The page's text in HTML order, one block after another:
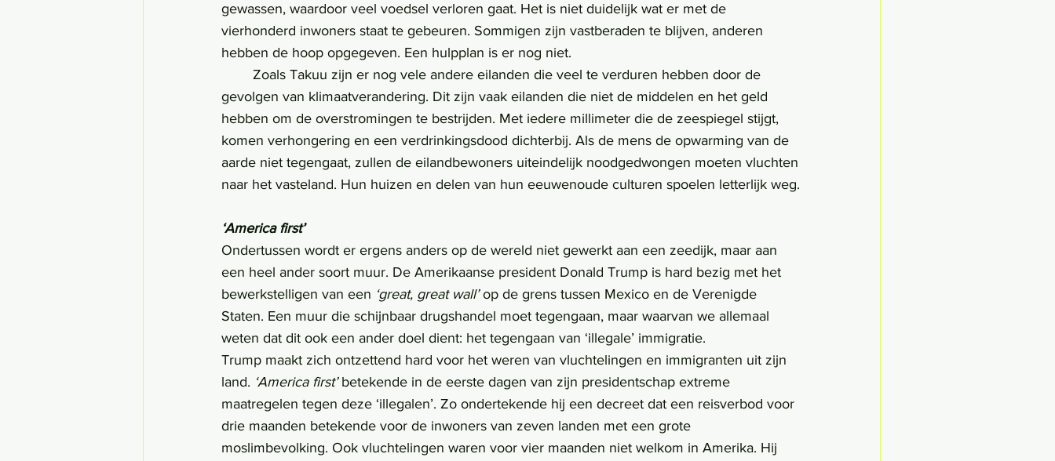
gewassen, waardoor veel voedsel verloren gaat. Het is niet duidelijk wat er met de
vierhonderd inwoners staat te gebeuren. Sommigen zijn vastberaden te blijven, anderen
hebben de hoop opgegeven. Een hulpplan is er nog niet.
gevolgen van klimaatverandering. Dit zijn vaak eilanden die niet de middelen en het geld
hebben om de overstromingen te bestrijden. Met iedere millimeter die de zeespiegel stijgt,
komen verhongering en een verdrinkingsdood dichterbij. Als de mens de opwarming van de
aarde niet tegengaat, zullen de eilandbewoners uiteindelijk noodgedwongen moeten vluchten
naar het vasteland. Hun huizen en delen van hun eeuwenoude culturen spoelen letterlijk weg.
‘America first’
Ondertussen wordt er ergens anders op de wereld niet gewerkt aan een zeedijk, maar aan
een heel ander soort muur. De Amerikaanse president Donald Trump is hard bezig met het
bewerkstelligen van een ‘great, great wall’ op de grens tussen Mexico en de Verenigde
Staten. Een muur die schijnbaar drugshandel moet tegengaan, maar waarvan we allemaal
weten dat dit ook een ander doel dient: het tegengaan van ‘illegale’ immigratie.
Trump maakt zich ontzettend hard voor het weren van vluchtelingen en immigranten uit zijn
land. ‘America first’ betekende in de eerste dagen van zijn presidentschap extreme
maatregelen tegen deze ‘illegalen’. Zo ondertekende hij een decreet dat een reisverbod voor
drie maanden betekende voor de inwoners van zeven landen met een grote
moslimbevolking. Ook vluchtelingen waren voor vier maanden niet welkom in Amerika. Hij